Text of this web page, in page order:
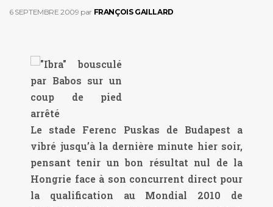
6 SEPTEMBRE 2009 par FRANÇOIS GAILLARD
Le stade Ferenc Puskas de Budapest a
vibré jusqu’à la dernière minute hier soir,
pensant tenir un bon résultat nul de la
Hongrie face à son concurrent direct pour
la qualification au Mondial 2010 de